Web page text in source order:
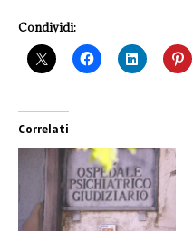
Condividi:
Correlati